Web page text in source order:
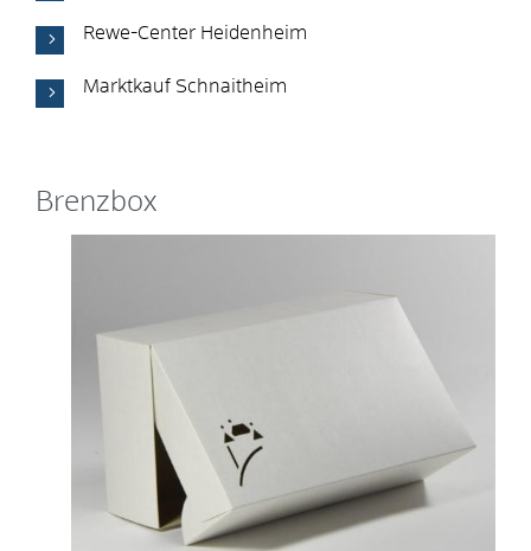
Rewe-Center Heidenheim
Marktkauf Schnaitheim
Brenzbox